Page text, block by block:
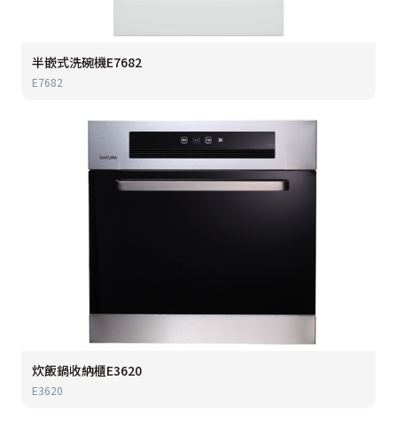
半嵌式洗碗機E7682
E7682
炊飯鍋收納櫃E3620
E3620